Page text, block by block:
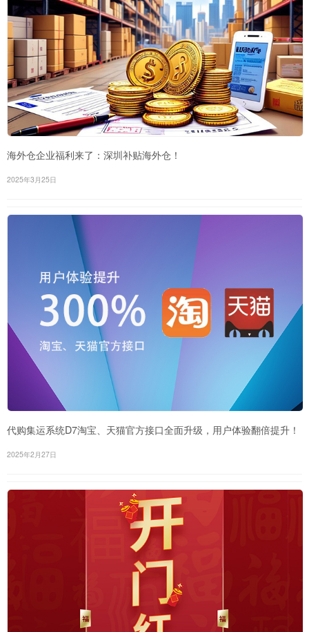
海外仓企业福利来了：深圳补贴海外仓！
2025年3月25日
代购集运系统D7淘宝、天猫官方接口全面升级，用户体验翻倍提升！
2025年2月27日